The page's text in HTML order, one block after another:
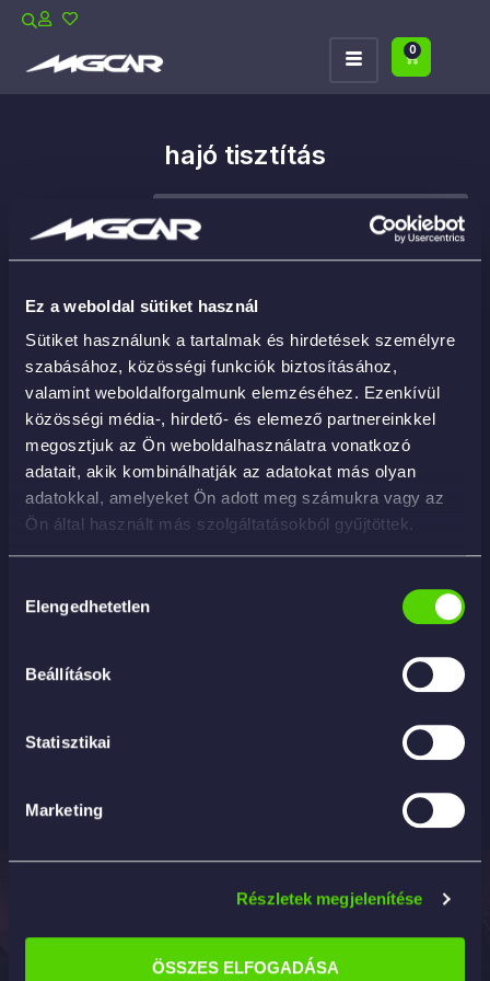
Ez a weboldal sütiket használ
Sütiket használunk a tartalmak és hirdetések személyre
szabásához, közösségi funkciók biztosításához,
valamint weboldalforgalmunk elemzéséhez. Ezenkívül
közösségi média-, hirdető- és elemező partnereinkkel
megosztjuk az Ön weboldalhasználatra vonatkozó
adatait, akik kombinálhatják az adatokat más olyan
adatokkal, amelyeket Ön adott meg számukra vagy az
Ön által használt más szolgáltatásokból gyűjtöttek.
kiválasztása
Elengedhetetlen
Beállítások
Statisztikai
Marketing
Részletek megjelenítése
ÖSSZES ELFOGADÁSA
0
hajó tisztítás
Professzionális
Elérhetőség
2142
Nagytarcsa,
Termékek
Tisztítás és
ápolás
Információk
ÁSZF